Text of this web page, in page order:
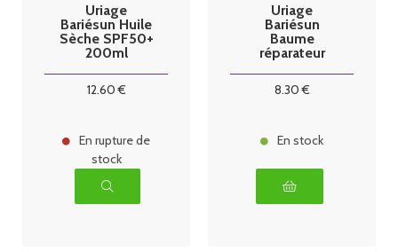
Uriage
Bariésun Huile
Sèche SPF50+
200ml
12.60€
En rupture de
stock
Uriage
Bariésun
Baume
réparateur
8.30€
En stock